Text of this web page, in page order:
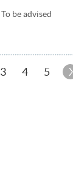
To be advised
3 4 5